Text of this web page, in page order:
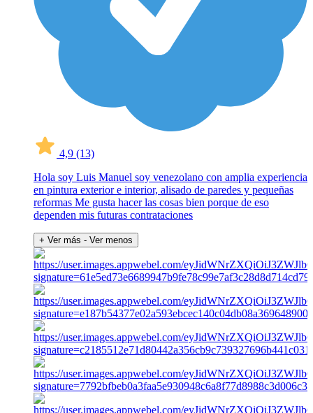
4,9 (13)
Hola soy Luis Manuel soy venezolano con amplia experiencia
en pintura exterior e interior, alisado de paredes y pequeñas
reformas Me gusta hacer las cosas bien porque de eso
dependen mis futuras contrataciones
+ Ver más - Ver menos